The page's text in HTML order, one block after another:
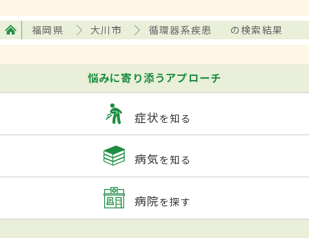
福岡県 大川市 循環器系疾患 の検索結果
悩みに寄り添うアプローチ
症状を知る
病気を知る
病院を探す